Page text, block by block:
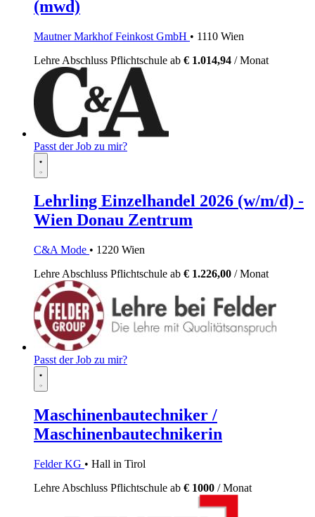
(mwd)
Mautner Markhof Feinkost GmbH • 1110 Wien
Lehre Abschluss Pflichtschule ab € 1.014,94 / Monat
Passt der Job zu mir?
Lehrling Einzelhandel 2026 (w/m/d) -
Wien Donau Zentrum
C&A Mode • 1220 Wien
Lehre Abschluss Pflichtschule ab € 1.226,00 / Monat
Passt der Job zu mir?
Maschinenbautechniker /
Maschinenbautechnikerin
Felder KG • Hall in Tirol
Lehre Abschluss Pflichtschule ab € 1000 / Monat